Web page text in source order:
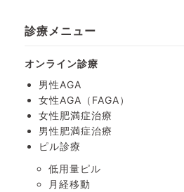
診療メニュー
オンライン診療
男性AGA
女性AGA（FAGA）
女性肥満症治療
男性肥満症治療
ピル診療
低用量ピル
月経移動